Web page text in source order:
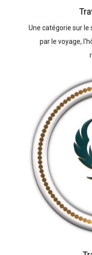
Une catégorie sur
par le voyage,